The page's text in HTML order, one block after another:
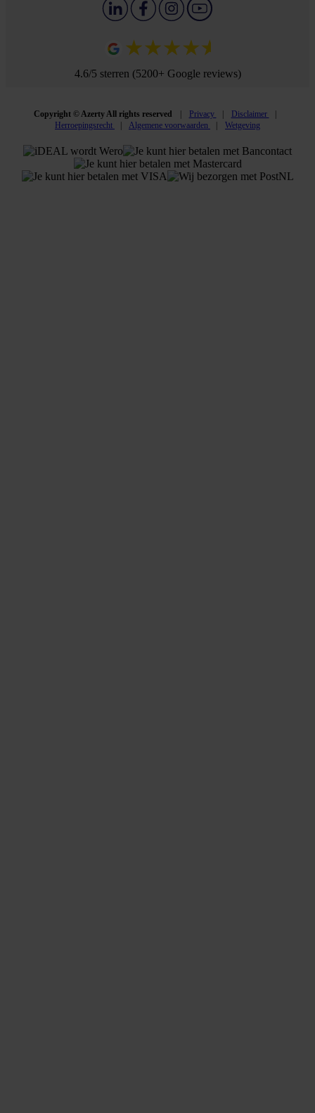
4.6/5 sterren (5200+ Google reviews)
Copyright © Azerty All rights reserved Privacy
Disclaimer
Herroepingsrecht
Algemene voorwaarden Wetgeving